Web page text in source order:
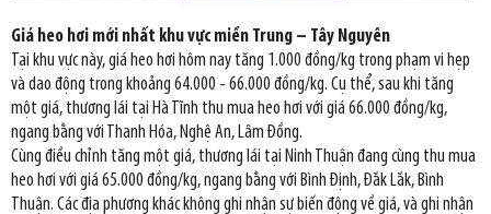
Giá heo hơi mới nhất khu vực miền Trung – Tây Nguyên
Tại khu vực này, giá heo hơi hôm nay tăng 1.000 đồng/kg trong phạm vi hẹp
và dao động trong khoảng 64.000 - 66.000 đồng/kg. Cụ thể, sau khi tăng
một giá, thương lái tại Hà Tĩnh thu mua heo hơi với giá 66.000 đồng/kg,
ngang bằng với Thanh Hóa, Nghệ An, Lâm Đồng.
Cùng điều chỉnh tăng một giá, thương lái tại Ninh Thuận đang cùng thu mua
heo hơi với giá 65.000 đồng/kg, ngang bằng với Bình Định, Đắk Lắk, Bình
Thuận. Các địa phương khác không ghi nhận sự biến động về giá, và ghi nhận